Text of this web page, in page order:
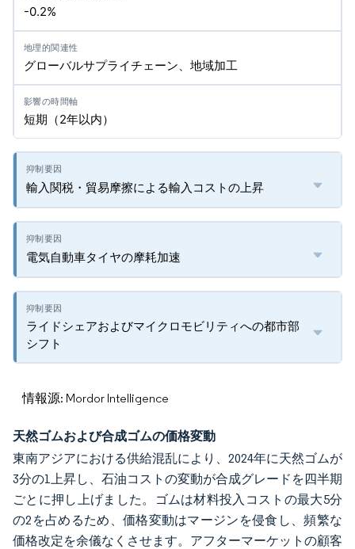
-0.2%
グローバルサプライチェーン、地域加工
短期（2年以内）
輸入関税・貿易摩擦による輸入コストの上昇
電気自動車タイヤの摩耗加速
ライドシェアおよびマイクロモビリティへの都市部
シフト
情報源: Mordor Intelligence
天然ゴムおよび合成ゴムの価格変動
東南アジアにおける供給混乱により、2024年に天然ゴムが
3分の1上昇し、石油コストの変動が合成グレードを四半期
ごとに押し上げました。ゴムは材料投入コストの最大5分
の2を占めるため、価格変動はマージンを侵食し、頻繁な
価格改定を余儀なくさせます。アフターマーケットの顧客